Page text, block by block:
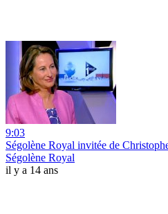
9:03
Ségolène Royal invitée de
Ségolène Royal
il y a 14 ans